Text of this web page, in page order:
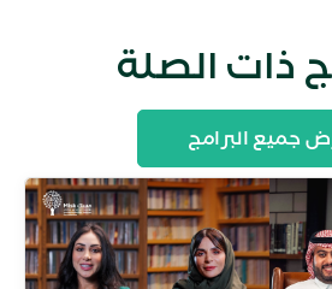
ذات الصلة
جميع البرامج